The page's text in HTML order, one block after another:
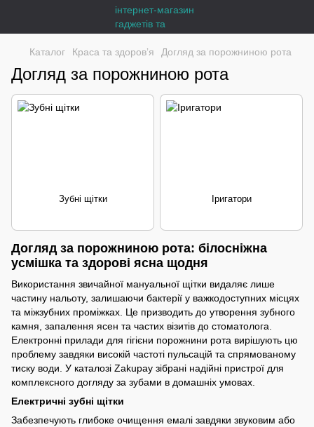
Каталог Краса та здоровʼя Догляд за порожниною рота
Догляд за порожниною рота
Догляд за порожниною рота: білосніжна
усмішка та здорові ясна щодня
Використання звичайної мануальної щітки видаляє лише
частину нальоту, залишаючи бактерії у важкодоступних місцях
та міжзубних проміжках. Це призводить до утворення зубного
камня, запалення ясен та частих візитів до стоматолога.
Електронні прилади для гігієни порожнини рота вирішують цю
проблему завдяки високій частоті пульсацій та спрямованому
тиску води. У каталозі Zakupay зібрані надійні пристрої для
комплексного догляду за зубами в домашніх умовах.
Електричні зубні щітки
Забезпечують глибоке очищення емалі завдяки звуковим або
Зубні щітки Іригатори